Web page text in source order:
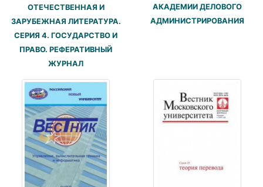
ОТЕЧЕСТВЕННАЯ И
ЗАРУБЕЖНАЯ ЛИТЕРАТУРА.
СЕРИЯ 4. ГОСУДАРСТВО И
ПРАВО. РЕФЕРАТИВНЫЙ
ЖУРНАЛ
АКАДЕМИИ ДЕЛОВОГО
АДМИНИСТРИРОВАНИЯ